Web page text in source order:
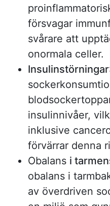
försvagar
svårare att
onormala celler.
Insulinstörningar
insulinnivåer,
inklusive
förvärrar denna
Obalans i
obalans i
av överdriven